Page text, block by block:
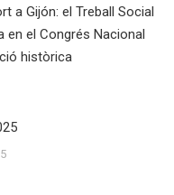
a Gijón: el Treball Social
en el Congrés Nacional
històrica